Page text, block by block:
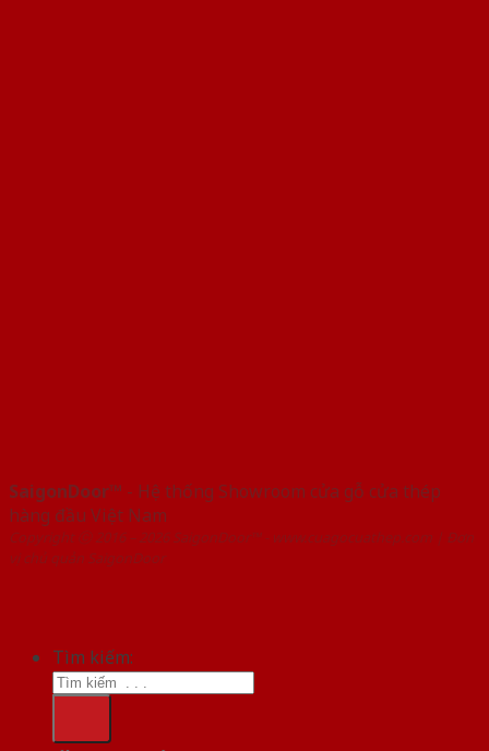
SaigonDoor™ - Hệ thống Showroom cửa gỗ cửa thép
hàng đầu Việt Nam
Copyright ⓒ 2016 – 2026 SaigonDoor™ - www.cuagocuathep.com | Đơn
vị chủ quản SaigonDoor
Tìm kiếm: